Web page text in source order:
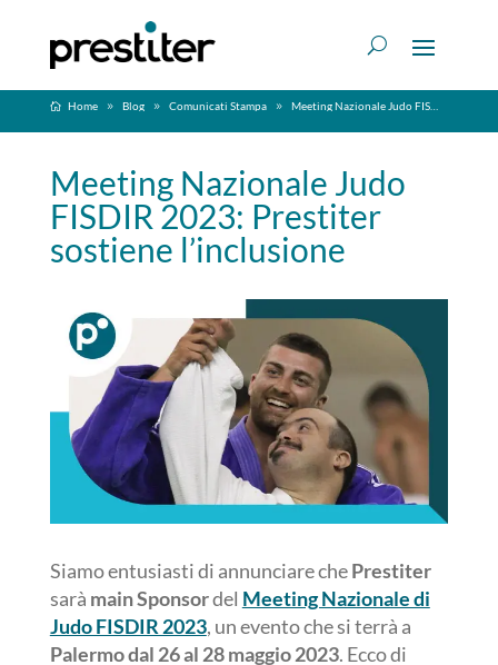
Home Blog Comunicati Stampa Meeting Nazionale Judo FISDIR 2023: Prestiter sostiene l’inclusione
Meeting Nazionale Judo
FISDIR 2023: Prestiter
sostiene l’inclusione
Siamo entusiasti di annunciare chePrestiter
sarà main Sponsordel Meeting Nazionale di
Judo FISDIR 2023, un evento che si terrà a
Palermo dal 26 al 28 maggio 2023. Ecco di